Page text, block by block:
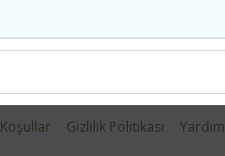
Koşullar Gizlilik Politikası Yardım